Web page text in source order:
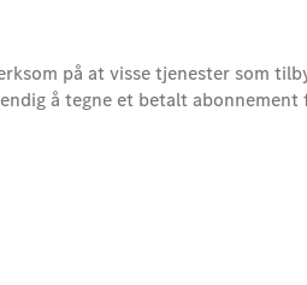
på at visse tjenester som
å tegne et betalt